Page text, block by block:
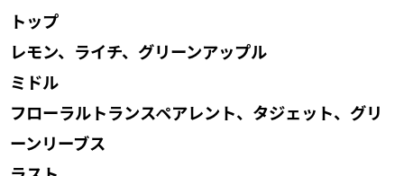
トップ
レモン、ライチ、グリーンアップル
ミドル
フローラルトランスペアレント、タジェット、グリ
ーンリーブス